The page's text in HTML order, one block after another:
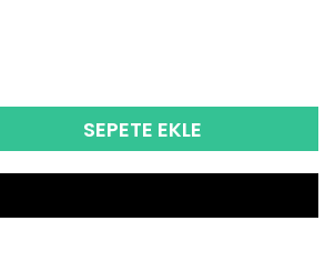
SEPETE EKLE